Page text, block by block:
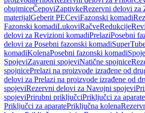
obujmiceČepoviZaptivkeRezervni delovi za
materijalGeberit PECeviFazonski komadi
Fazonski komadiLukoviRačveRedukcije
delovi za Revizioni komadiPrelaziPosebni
delovi za Posebni fazonski komadi
komadiKolenaPosebni fazonski komadi
SpojeviZavareni spojeviNatične spojnice
spojnicePrelazi na proizvode izrađene od
delovi za Prelazi na proizvode izrađene od
spojeviRezervni delovi za Navojni spojevi
spojeviPrirubni priključciPriključci za aparate
Priključci za aparatePriključna kolena